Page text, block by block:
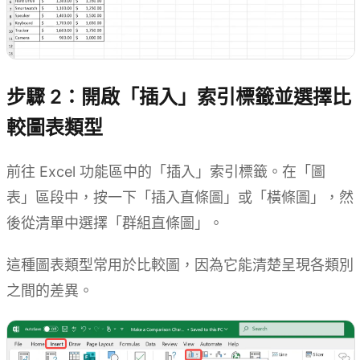
步驟 2：開啟「插入」索引標籤並選擇比
較圖表類型
前往 Excel 功能區中的「插入」索引標籤。在「圖
表」區段中，按一下「插入直條圖」或「橫條圖」，然
後從清單中選擇「群組直條圖」。
這種圖表類型常用於比較圖，因為它能清楚呈現各類別
之間的差異。